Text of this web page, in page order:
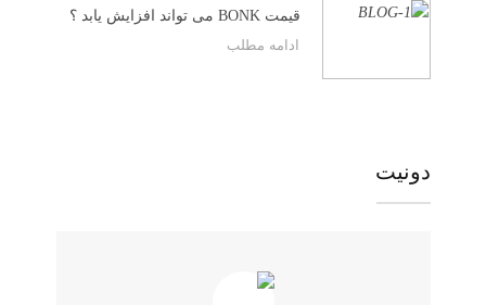
قیمت BONK می تواند افزایش یابد ؟
ادامه مطلب
دونیت